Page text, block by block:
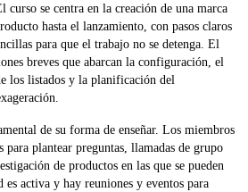
curso se centra en la creación de una marca
hasta el lanzamiento, con pasos claros
para que el trabajo no se detenga. El
breves que abarcan la configuración, el
los listados y la planificación del
de su forma de enseñar. Los miembros
para plantear preguntas, llamadas de grupo
de productos en las que se pueden
activa y hay reuniones y eventos para